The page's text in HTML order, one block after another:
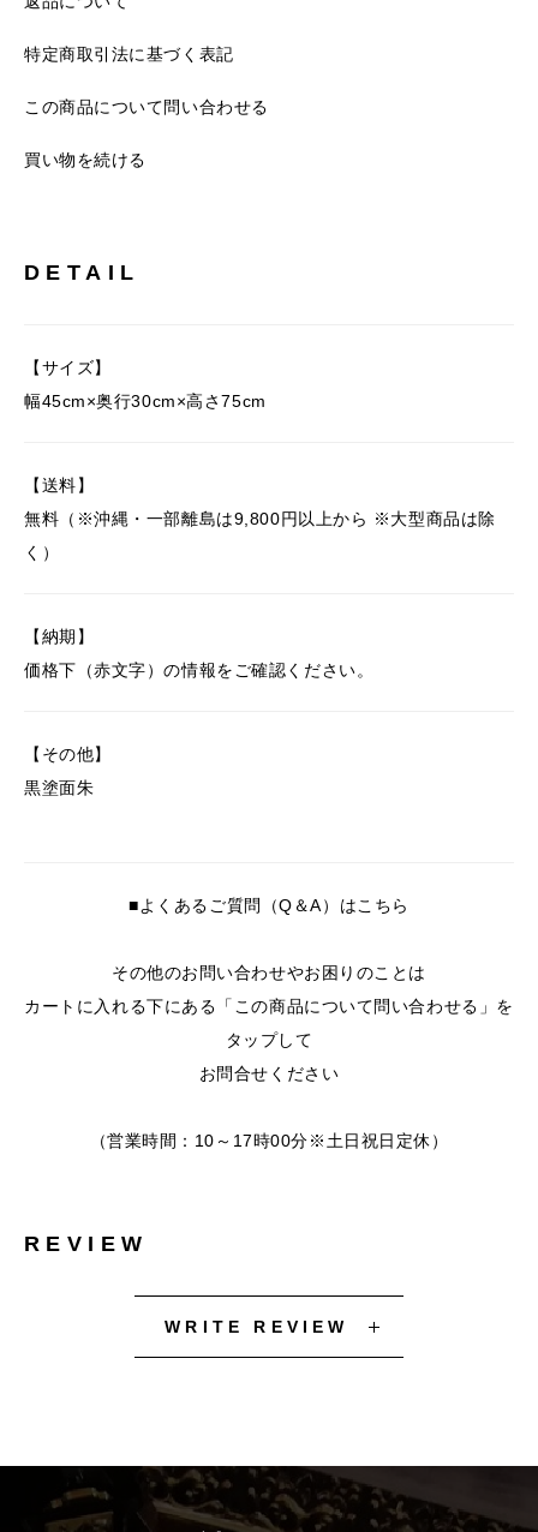
特定商取引法に基づく表記
この商品について問い合わせる
買い物を続ける
DETAIL
【サイズ】
幅45cm×奥行30cm×高さ75cm
【送料】
無料（※沖縄・一部離島は9,800円以上から ※大型商品は除
く）
【納期】
価格下（赤文字）の情報をご確認ください。
【その他】
黒塗面朱
■よくあるご質問（Q＆A）はこちら
その他のお問い合わせやお困りのことは
カートに入れる下にある「この商品について問い合わせる」を
タップして
お問合せください
（営業時間：10～17時00分※土日祝日定休）
REVIEW
WRITE REVIEW